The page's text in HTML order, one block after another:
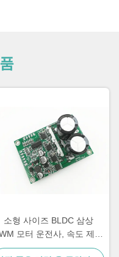
소형 사이즈 BLDC 삼상
모터 운전사, 속도 제어
3 단계 Mosfet 운전사